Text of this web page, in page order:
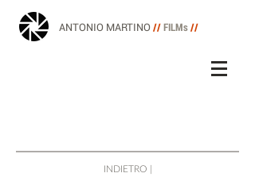
ANTONIO MARTINO // FILMs //
INDIETRO |